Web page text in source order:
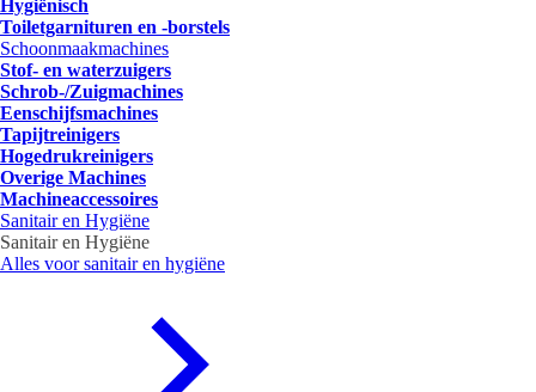
Hygiënisch
Toiletgarnituren en -borstels
Schoonmaakmachines
Stof- en waterzuigers
Schrob-/Zuigmachines
Eenschijfsmachines
Tapijtreinigers
Hogedrukreinigers
Overige Machines
Machineaccessoires
Sanitair en Hygiëne
Sanitair en Hygiëne
Alles voor sanitair en hygiëne